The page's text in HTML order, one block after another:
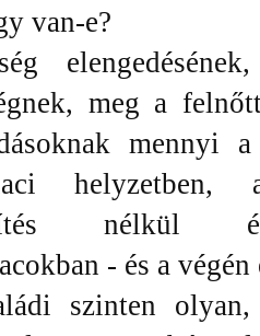
van-e?
meg a
mennyi
helyzetben,
nélkül
- és a
szinten